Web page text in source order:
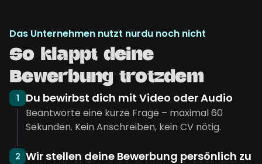
Das Unternehmen nutzt nurdu noch nicht
So klappt deine
Bewerbung trotzdem
1 Du bewirbst dich mit Video oder Audio
Beantworte eine kurze Frage – maximal 60
Sekunden. Kein Anschreiben, kein CV nötig.
2 Wir stellen deine Bewerbung persönlich zu